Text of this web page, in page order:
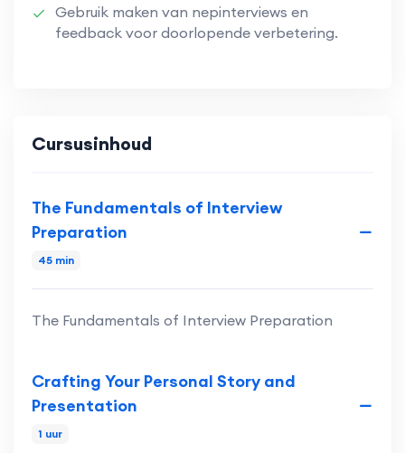
Gebruik maken van nepinterviews en
feedback voor doorlopende verbetering.
Cursusinhoud
The Fundamentals of Interview
Preparation
45 min
The Fundamentals of Interview Preparation
Crafting Your Personal Story and
Presentation
1 uur